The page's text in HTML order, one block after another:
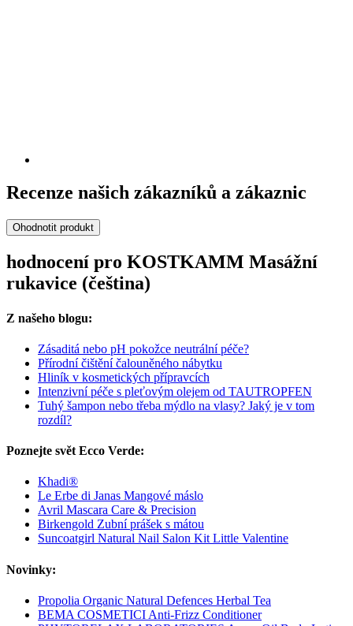
Recenze našich zákazníků a zákaznic
Ohodnotit produkt
hodnocení pro KOSTKAMM Masážní
rukavice (čeština)
Z našeho blogu:
Zásaditá nebo pH pokožce neutrální péče?
Přírodní čištění čalouněného nábytku
Hliník v kosmetických přípravcích
Intenzivní péče s pleťovým olejem od TAUTROPFEN
Tuhý šampon nebo třeba mýdlo na vlasy? Jaký je v tom
rozdíl?
Poznejte svět Ecco Verde:
Khadi®
Le Erbe di Janas Mangové máslo
Avril Mascara Care & Precision
Birkengold Zubní prášek s mátou
Suncoatgirl Natural Nail Salon Kit Little Valentine
Novinky:
Propolia Organic Natural Defences Herbal Tea
BEMA COSMETICI Anti-Frizz Conditioner